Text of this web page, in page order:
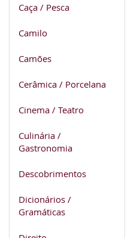
Caça / Pesca
Camilo
Camões
Cerâmica / Porcelana
Cinema / Teatro
Culinária /
Gastronomia
Descobrimentos
Dicionários /
Gramáticas